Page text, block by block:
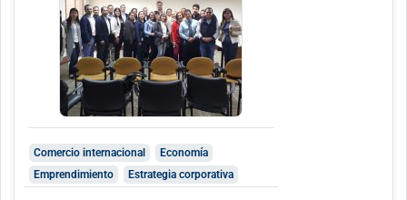
Comercio internacional
Economía
Emprendimiento
Estrategia corporativa